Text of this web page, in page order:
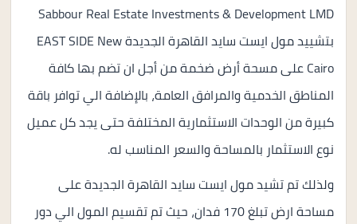
Sabbour Real Estate Investments & Development LMD
بتشييد مول ايست سايد القاهرة الجديدة EAST SIDE New
Cairo على مسحة أرض ضخمة من أجل ان تضم بها كافة
المناطق الخدمية والمرافق العامة، بالإضافة الي توافر باقة
كبيرة من الوحدات الاستثمارية المختلفة حتى يجد كل عميل
نوع الاستثمار بالمساحة والسعر المناسب له.
ولذلك تم تشيد مول ايست سايد القاهرة الجديدة على
مساحة ارض تبلغ 170 فدان، حيث تم تقسيم المول الي دور